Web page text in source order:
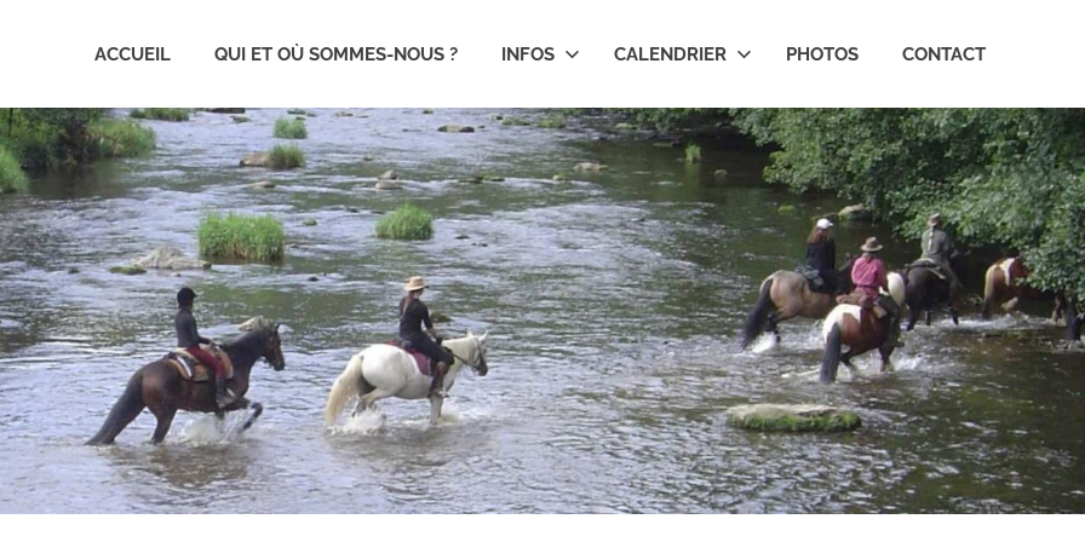
ACCUEIL QUI ET OÙ SOMMES-NOUS ? INFOS CALENDRIER PHOTOS CONTACT